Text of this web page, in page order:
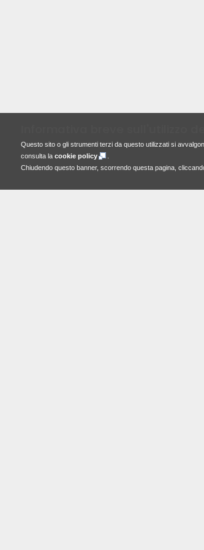
Questo sito o gli strumenti terzi da questo utilizzati si
consulta la cookie policy
Chiudendo questo banner, scorrendo questa pagina,